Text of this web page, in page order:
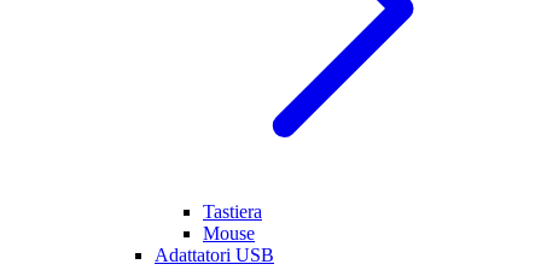
Tastiera
Mouse
Adattatori USB